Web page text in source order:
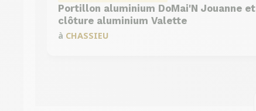
Portillon aluminium DoMai'N Jouanne et
clôture aluminium Valette
à CHASSIEU